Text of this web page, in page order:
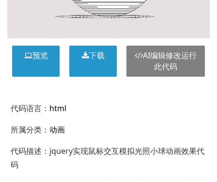
预览 下载
AI编辑修改运行
此代码
代码语言： html
所属分类： 动画
代码描述：jquery实现鼠标交互模拟光照小球动画效果代
码